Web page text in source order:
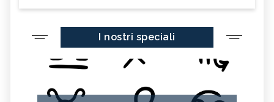
I nostri speciali